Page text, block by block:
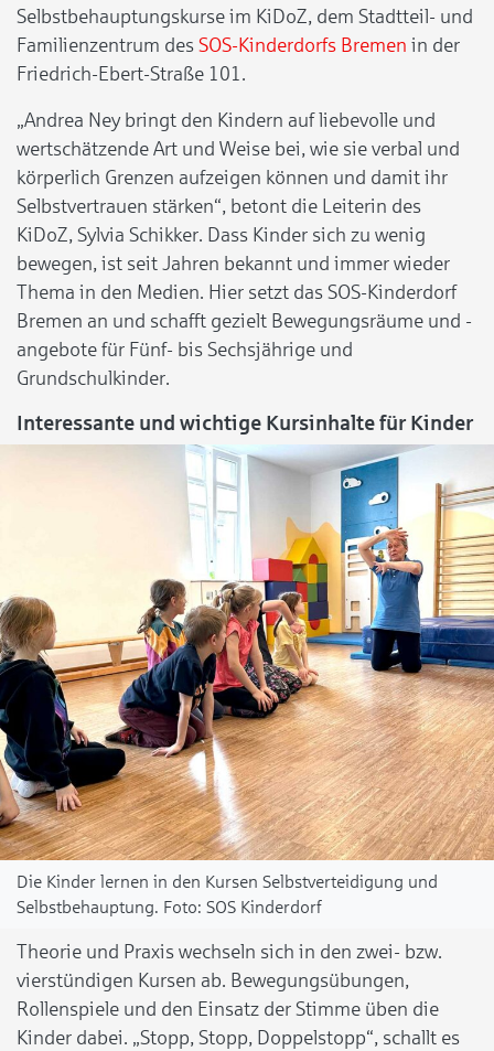
Selbstbehauptungskurse im KiDoZ, dem Stadtteil- und
Familienzentrum des SOS-Kinderdorfs Bremen in der
Friedrich-Ebert-Straße 101.
„Andrea Ney bringt den Kindern auf liebevolle und
wertschätzende Art und Weise bei, wie sie verbal und
körperlich Grenzen aufzeigen können und damit ihr
Selbstvertrauen stärken“, betont die Leiterin des
KiDoZ, Sylvia Schikker. Dass Kinder sich zu wenig
bewegen, ist seit Jahren bekannt und immer wieder
Thema in den Medien. Hier setzt das SOS-Kinderdorf
Bremen an und schafft gezielt Bewegungsräume und -
angebote für Fünf- bis Sechsjährige und
Grundschulkinder.
Interessante und wichtige Kursinhalte für Kinder
Die Kinder lernen in den Kursen Selbstverteidigung und
Selbstbehauptung.
SOS Kinderdorf
Theorie und Praxis wechseln sich in den zwei- bzw.
vierstündigen Kursen ab. Bewegungsübungen,
Rollenspiele und den Einsatz der Stimme üben die
Kinder dabei. „Stopp, Stopp, Doppelstopp“, schallt es